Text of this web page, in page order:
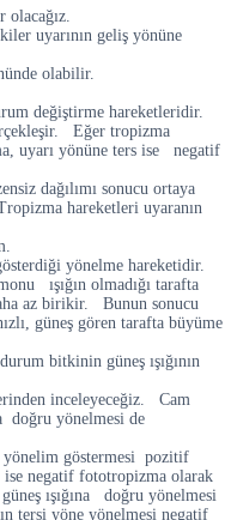
uyarının geliş yönüne
olabilir.
değiştirme hareketleridir.
Eğer tropizma
uyarı yönüne ters ise negatif
dağılımı sonucu ortaya
hareketleri uyaranın
yönelme hareketidir.
ışığın olmadığı tarafta
az birikir. Bunun sonucu
güneş gören tarafta büyüme
bitkinin güneş ışığının
inceleyeceğiz. Cam
doğru yönelmesi de
yönelim göstermesi pozitif
ise negatif fototropizma olarak
ışığına doğru yönelmesi
tersi yöne yönelmesi negatif